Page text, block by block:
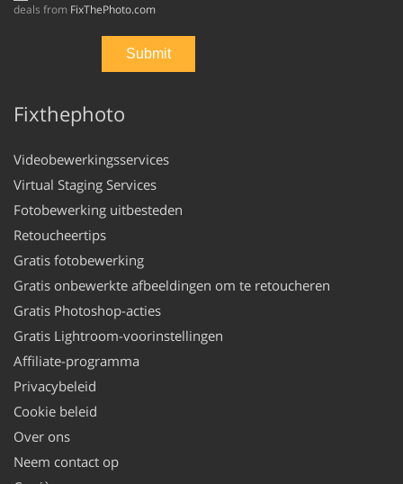
deals from FixThePhoto.com
Fixthephoto
Videobewerkingsservices
Virtual Staging Services
Fotobewerking uitbesteden
Retoucheertips
Gratis fotobewerking
Gratis onbewerkte afbeeldingen om te retoucheren
Gratis Photoshop-acties
Gratis Lightroom-voorinstellingen
Affiliate-programma
Privacybeleid
Cookie beleid
Over ons
Neem contact op